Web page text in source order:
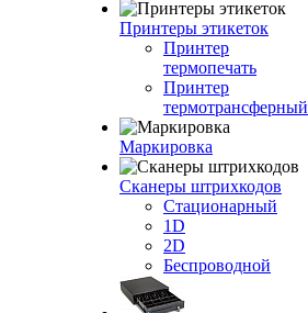
Принтеры этикеток
Принтер
термопечать
Принтер
термотрансферный
Маркировка
Сканеры штрихкодов
Стационарный
1D
2D
Беспроводной